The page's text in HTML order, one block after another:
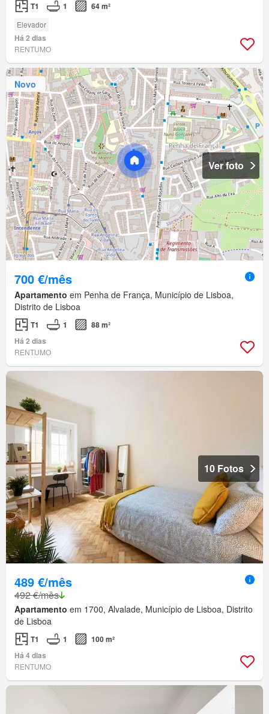
T1 1 64 m²
Elevador
Há 2 dias
RENTUMO
Novo
Ver foto
700 €/mês
Apartamento em Penha de França, Município de Lisboa,
Distrito de Lisboa
T1 1
88 m²
Há 2 dias
RENTUMO
10 Fotos
489 €/mês
492 €/mês
Apartamento em 1700, Alvalade, Município de Lisboa, Distrito
de Lisboa
T1 1
100 m²
Há 4 dias
RENTUMO